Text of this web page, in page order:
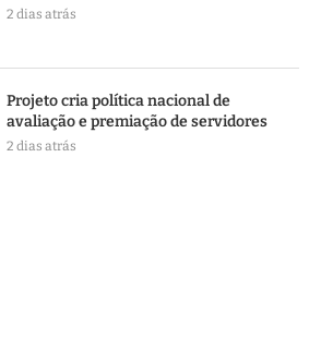
2 dias atrás
Projeto cria política nacional de
avaliação e premiação de servidores
2 dias atrás